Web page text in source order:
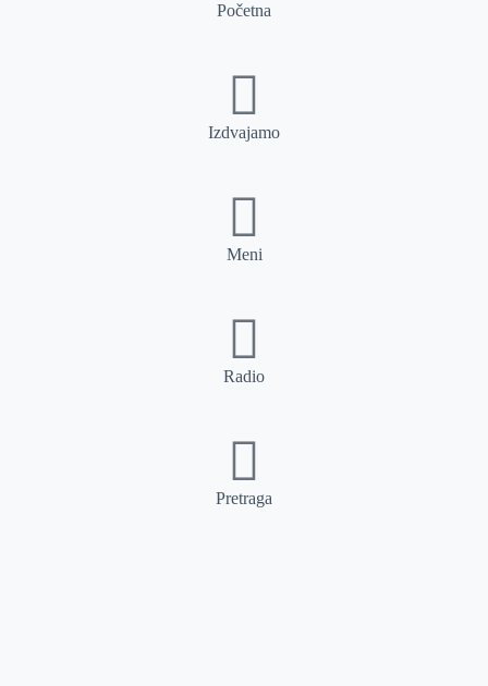
Početna
Izdvajamo
Meni
Radio
Pretraga